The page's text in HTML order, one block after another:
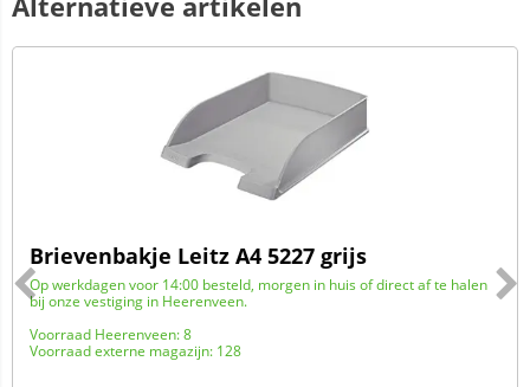
Brievenbakje Leitz A4 5227 grijs
Op werkdagen voor 14:00 besteld, morgen in huis of direct af te halen
bij onze vestiging in Heerenveen.
Voorraad Heerenveen: 8
Voorraad externe magazijn: 128